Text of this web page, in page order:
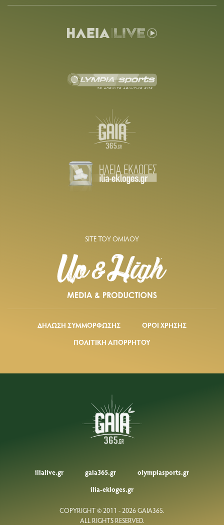
SITE ΤΟΥ ΟΜΙΛΟΥ
ΔΗΛΩΣΗ ΣΥΜΜΟΡΦΩΣΗΣ
ΟΡΟΙ ΧΡΗΣΗΣ
ΠΟΛΙΤΙΚΗ ΑΠΟΡΡΗΤΟΥ
ilialive.gr gaia365.gr
olympiasports.gr
ilia-ekloges.gr
COPYRIGHT © 2011 - 2026 GAIA365.
ALL RIGHTS RESERVED.